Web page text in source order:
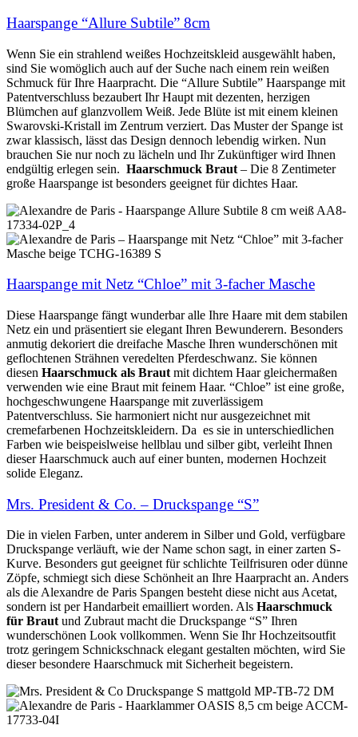
Haarspange “Allure Subtile” 8cm
Wenn Sie ein strahlend weißes Hochzeitskleid ausgewählt haben,
sind Sie womöglich auch auf der Suche nach einem rein weißen
Schmuck für Ihre Haarpracht. Die “Allure Subtile” Haarspange mit
Patentverschluss bezaubert Ihr Haupt mit dezenten, herzigen
Blümchen auf glanzvollem Weiß. Jede Blüte ist mit einem kleinen
Swarovski-Kristall im Zentrum verziert. Das Muster der Spange ist
zwar klassisch, lässt das Design dennoch lebendig wirken. Nun
brauchen Sie nur noch zu lächeln und Ihr Zukünftiger wird Ihnen
endgültig erlegen sein. Haarschmuck Braut – Die 8 Zentimeter
große Haarspange ist besonders geeignet fürdichtes Haar.
Haarspange mit Netz “Chloe” mit 3-facher Masche
Diese Haarspange fängt wunderbar alle Ihre Haare mit dem stabilen
Netz ein und präsentiert sie elegant Ihren Bewunderern. Besonders
anmutig dekoriert die dreifache Masche Ihren wunderschönen mit
geflochtenen Strähnen veredelten Pferdeschwanz. Sie können
diesen Haarschmuck als Braut mit dichtem Haar gleichermaßen
verwenden wie eine Braut mit feinem Haar. “Chloe” ist eine große,
hochgeschwungene Haarspange mit zuverlässigem
Patentverschluss. Sie harmoniert nicht nur ausgezeichnet mit
cremefarbenen Hochzeitskleidern. Da es sie in unterschiedlichen
Farben wie beispeislweise hellblau und silber gibt, verleiht Ihnen
dieser Haarschmuck auch auf einer bunten, modernen Hochzeit
solide Eleganz.
Mrs. President & Co. – Druckspange “S”
Die in vielen Farben, unter anderem in Silber und Gold, verfügbare
Druckspange verläuft, wie der Name schon sagt, in einer zarten S-
Kurve. Besonders gut geeignet für schlichte Teilfrisuren oder dünne
Zöpfe, schmiegt sich diese Schönheit an Ihre Haarpracht an. Anders
als die Alexandre de Paris Spangen besteht diese nicht aus Acetat,
sondern ist per Handarbeit emailliert worden. Als Haarschmuck
für Braut und Zubraut macht die Druckspange “S” Ihren
wunderschönen Look vollkommen. Wenn Sie Ihr Hochzeitsoutfit
trotz geringem Schnickschnack elegant gestalten möchten, wird Sie
dieser besondere Haarschmuck mit Sicherheit begeistern.